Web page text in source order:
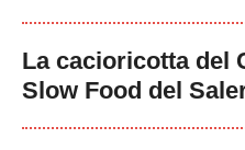
La cacioricotta del
Slow Food del